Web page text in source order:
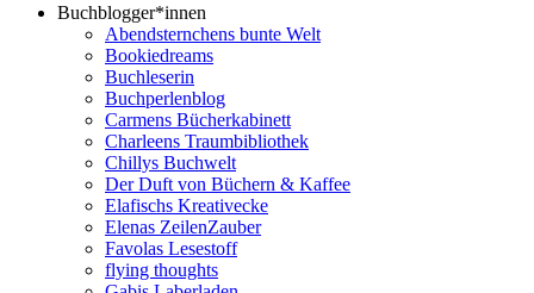
Buchblogger*innen
Abendsternchens bunte Welt
Bookiedreams
Buchleserin
Buchperlenblog
Carmens Bücherkabinett
Charleens Traumbibliothek
Chillys Buchwelt
Der Duft von Büchern & Kaffee
Elafischs Kreativecke
Elenas ZeilenZauber
Favolas Lesestoff
flying thoughts